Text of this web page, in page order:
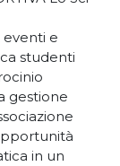
eventi e
studenti
gestione
in un